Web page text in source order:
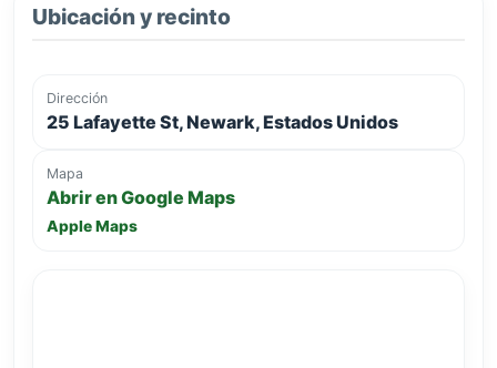
Ubicación y recinto
Dirección
25 Lafayette St, Newark, Estados Unidos
Mapa
Abrir en Google Maps
Apple Maps